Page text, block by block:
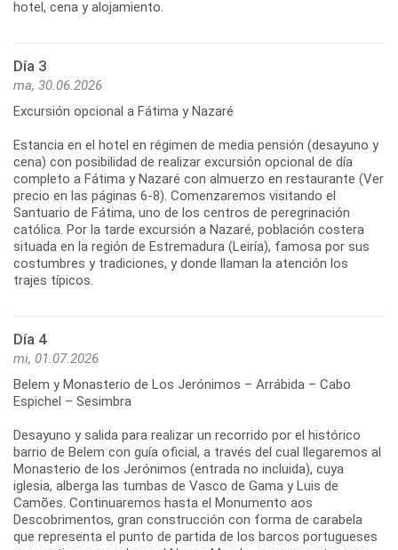
Día 3
ma, 30.06.2026
Excursión opcional a Fátima y Nazaré
Estancia en el hotel en régimen de media pensión (desayuno y
cena) con posibilidad de realizar excursión opcional de día
completo a Fátima y Nazaré con almuerzo en restaurante (Ver
precio en las páginas 6-8). Comenzaremos visitando el
Santuario de Fátima, uno de los centros de peregrinación
católica. Por la tarde excursión a Nazaré, población costera
situada en la región de Estremadura (Leiría), famosa por sus
costumbres y tradiciones, y donde llaman la atención los
Día 4
mi, 01.07.2026
Belem y Monasterio de Los Jerónimos – Arrábida – Cabo
Espichel – Sesimbra
Desayuno y salida para realizar un recorrido por el histórico
barrio de Belem con guía oficial, a través del cual llegaremos al
Monasterio de los Jerónimos (entrada no incluida), cuya
iglesia, alberga las tumbas de Vasco de Gama y Luis de
Camões. Continuaremos hasta el Monumento aos
Descobrimentos, gran construcción con forma de carabela
que representa el punto de partida de los barcos portugueses